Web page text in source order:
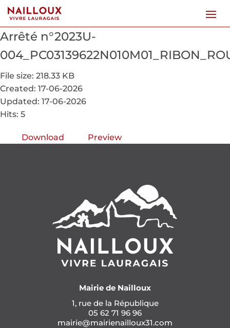
Arrêté n°2023U-
File size: 218.33 KB
Created: 17-06-2026
Updated: 17-06-2026
Hits: 5
Download Preview
Mairie de Nailloux
1, rue de la République
05 62 71 96 96
mairie@mairienailloux31.com